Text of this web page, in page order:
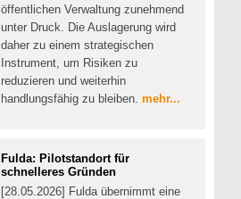
öffentlichen Verwaltung zunehmend
unter Druck. Die Auslagerung wird
daher zu einem strategischen
Instrument, um Risiken zu
reduzieren und weiterhin
handlungsfähig zu bleiben. mehr...
Fulda: Pilotstandort für
schnelleres Gründen
[28.05.2026] Fulda übernimmt eine